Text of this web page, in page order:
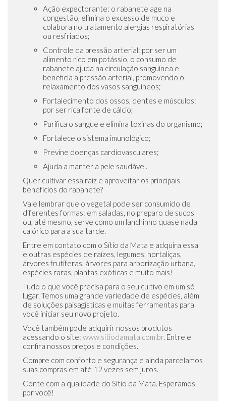
Ação expectorante: o rabanete age na
congestão, elimina o excesso de muco e
colabora no tratamento alergias respiratórias
ou resfriados;
Controle da pressão arterial: por ser um
alimento rico em potássio, o consumo de
rabanete ajuda na circulação sanguínea e
beneficia a pressão arterial, promovendo o
relaxamento dos vasos sanguíneos;
Fortalecimento dos ossos, dentes e músculos:
por ser rica fonte de cálcio;
Purifica o sangue e elimina toxinas do organismo;
Fortalece o sistema imunológico;
Previne doenças cardiovasculares;
Ajuda a manter a pele saudável.
Quer cultivar essa raiz e aproveitar os principais
benefícios do rabanete?
Vale lembrar que o vegetal pode ser consumido de
diferentes formas: em saladas, no preparo de sucos
ou, até mesmo, serve como um lanchinho quase nada
calórico para a sua tarde.
Entre em contato com o Sítio da Mata e adquira essa
e outras espécies de raízes, legumes, hortaliças,
árvores frutíferas, árvores para arborização urbana,
espécies raras, plantas exóticas e muito mais!
Tudo o que você precisa para o seu cultivo em um só
lugar. Temos uma grande variedade de espécies, além
de soluções paisagísticas e muitas ferramentas para
você iniciar seu novo projeto.
Você também pode adquirir nossos produtos
acessando o site: www.sitiodamata.com.br. Entre e
confira nossos preços e condições.
Compre com conforto e segurança e ainda parcelamos
suas compras em até 12 vezes sem juros.
Conte com a qualidade do Sítio da Mata. Esperamos
por você!